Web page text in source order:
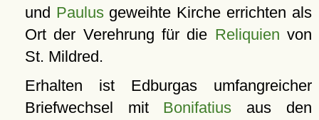
und Paulusgeweihte Kirche errichten als
Ort der Verehrung für die Reliquien von
St. Mildred.
Erhalten ist Edburgas umfangreicher
Briefwechsel mit Bonifatius aus den